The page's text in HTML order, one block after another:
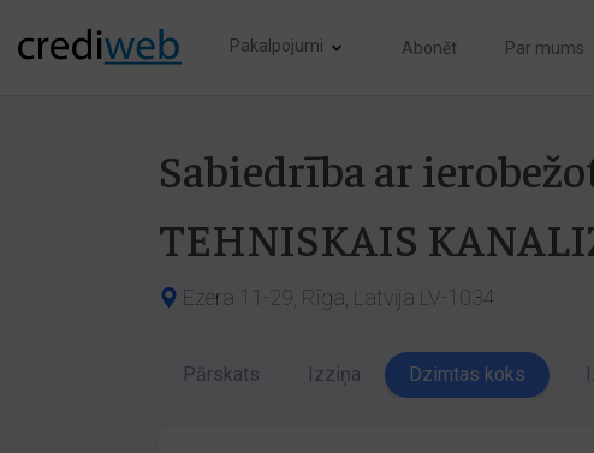
Pakalpojumi Abonēt Par mums
Sabiedrība ar
TEHNISKAIS
Ezera 11-29, Rīga, Latvija LV-1034
Pārskats Izziņa Dzimtas koks